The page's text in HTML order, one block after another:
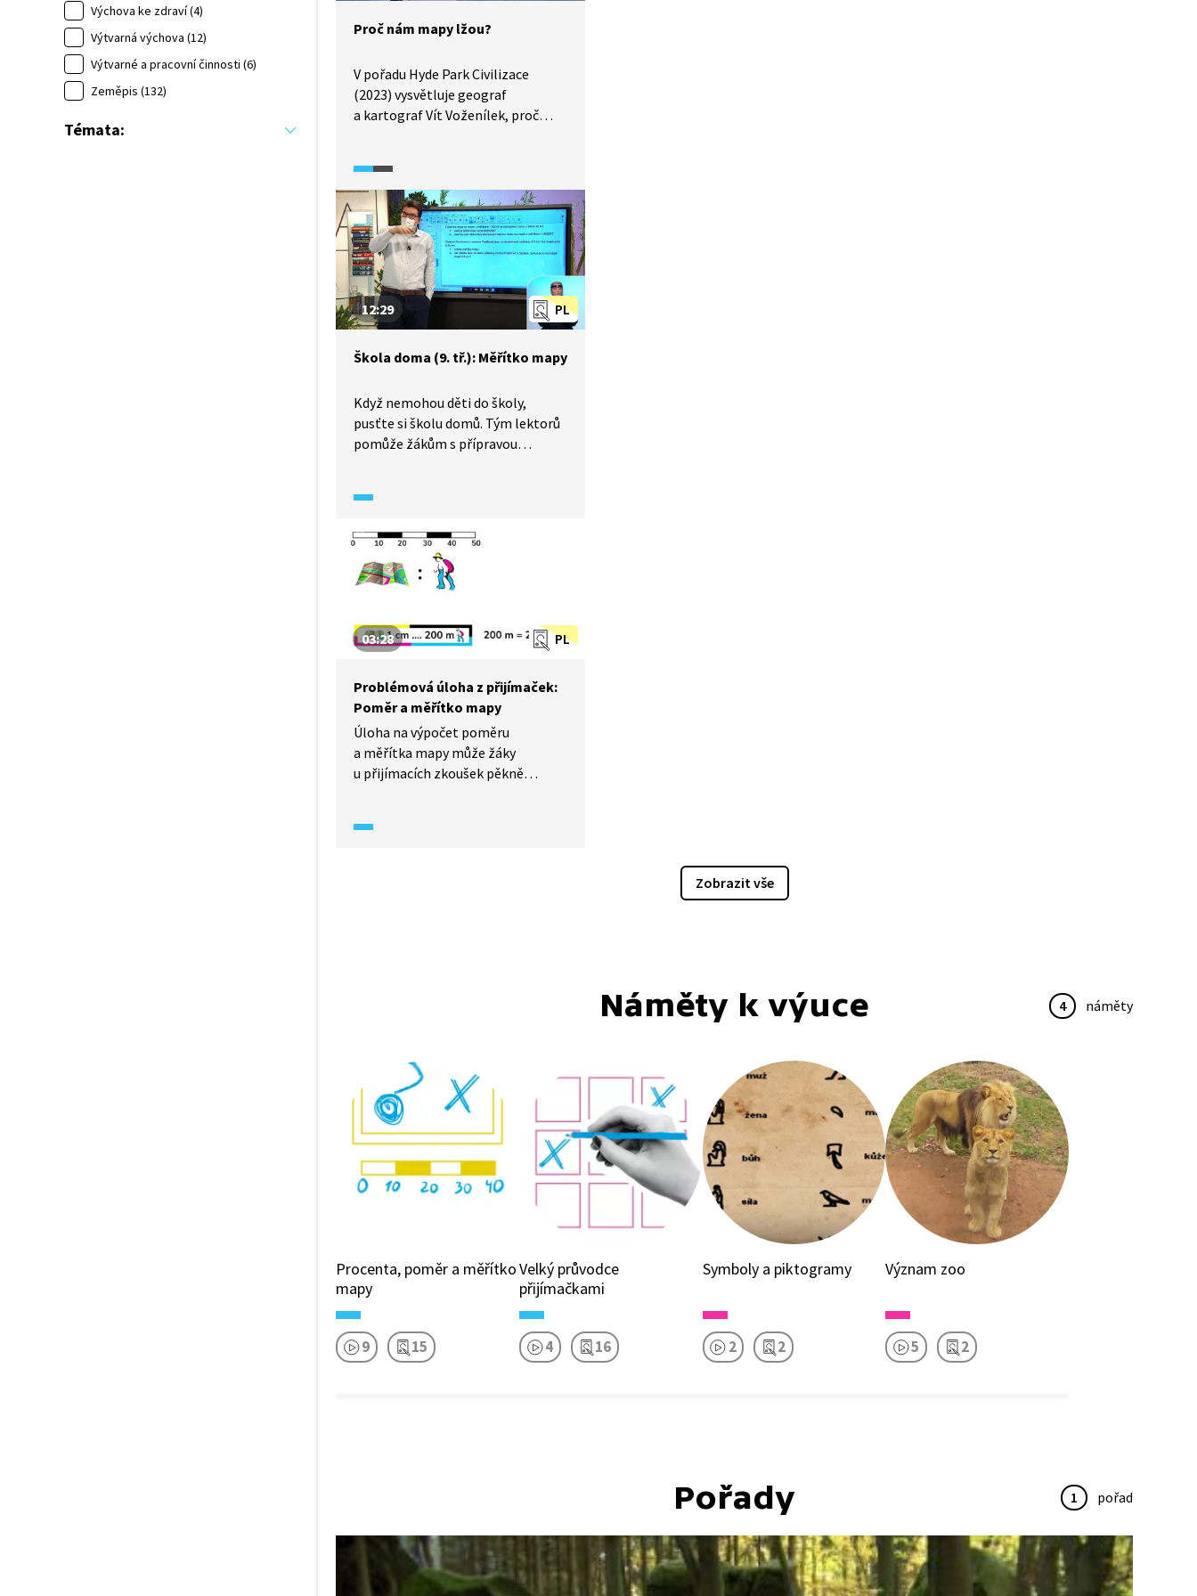
Výchova ke zdraví (4)
Výtvarná výchova (12)
Výtvarné a pracovní činnosti (6)
Zeměpis (132)
Témata:
Proč nám mapy lžou?
V pořadu Hyde Park Civilizace
(2023) vysvětluje geograf
a kartograf Vít Voženílek, proč
úhlojevného Mercatorova
zobrazení.
PL
12:29
Škola doma (9. tř.): Měřítko mapy
Když nemohou děti do školy,
pusťte si školu domů. Tým lektorů
pomůže žákům s přípravou
matematiky. Marek Valášek
připomene, co je to měřítko mapy
a jak snadné je s ním pracovat.
PL
03:28
Problémová úloha z přijímaček:
Poměr a měřítko mapy
Úloha na výpočet poměru
a měřítka mapy může žáky
u přijímacích zkoušek pěkně
a jasně a názorně si vysvětlíme
Zobrazit vše
Náměty k výuce 4 náměty
Procenta, poměr a měřítko
mapy
9 15
Velký průvodce
přijímačkami
4 16
Symboly a piktogramy
2 2
Význam zoo
5 2
Pořady 1 pořad